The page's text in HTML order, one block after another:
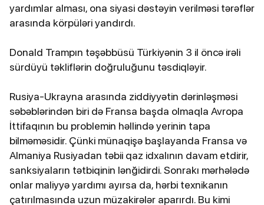
yardımlar alması, ona siyasi dəstəyin verilməsi tərəflər
arasında körpüləri yandırdı.
Donald Trampın təşəbbüsü Türkiyənin 3 il öncə irəli
sürdüyü təkliflərin doğruluğunu təsdiqləyir.
Rusiya-Ukrayna arasında ziddiyyətin dərinləşməsi
səbəblərindən biri də Fransa başda olmaqla Avropa
İttifaqının bu problemin həllində yerinin tapa
bilməməsidir. Çünki münaqişə başlayanda Fransa və
Almaniya Rusiyadan təbii qaz idxalının davam etdirir,
sanksiyaların tətbiqinin lənğidirdi. Sonrakı mərhələdə
onlar maliyyə yardımı ayırsa da, hərbi texnikanın
çatırılmasında uzun müzakirələr aparırdı. Bu kimi